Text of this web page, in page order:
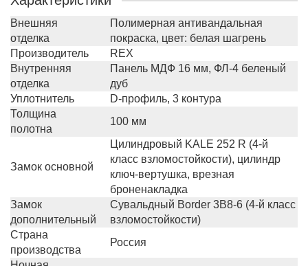
Внешняя
отделка
Полимерная антивандальная
покраска, цвет: белая шагрень
Производитель
REX
Внутренняя
отделка
Панель МДФ 16 мм, ФЛ-4 беленый
дуб
Уплотнитель
D-профиль, 3 контура
Толщина
полотна
100 мм
Замок основной
Цилиндровый KALE 252 R (4-й
класс взломостойкости), цилиндр
ключ-вертушка, врезная
броненакладка
Замок
дополнительный
Сувальдный Border 3B8-6 (4-й класс
взломостойкости)
Страна
производства
Россия